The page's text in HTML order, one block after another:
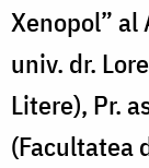
Xenopol” al
univ. dr.
Litere), Pr.
(Facultatea